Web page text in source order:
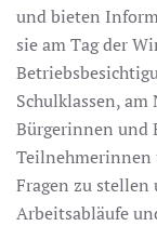
und bieten
sie am Tag der
Schulklassen,
Bürgerinnen und
Teilnehmerinnen
Fragen zu stellen
Arbeitsabläufe